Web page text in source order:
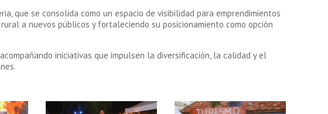
que se consolida como un espacio de visibilidad para emprendimientos
a nuevos públicos y fortaleciendo su posicionamiento como opción
iniciativas que impulsen la diversificación, la calidad y el